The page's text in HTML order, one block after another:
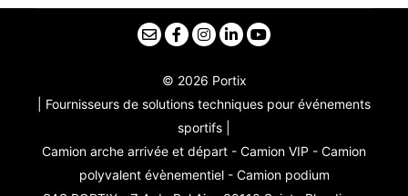
© 2026 Portix
| Fournisseurs de solutions techniques pour événements
sportifs |
Camion arche arrivée et départ - Camion VIP - Camion
polyvalent évènementiel - Camion podium